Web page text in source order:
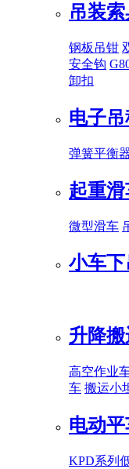
吊装
钢板吊钳
安全钩
卸扣
电子
弹簧平衡
起重
微型滑车
小车
升降
高空作业
车 搬运小
电动
KPD系列